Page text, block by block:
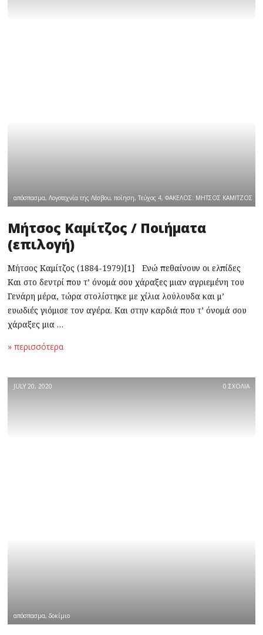
απόσπασμα,Λογοτεχνία της Λέσβου,ποίηση,Τεύχος 4,ΦΑΚΕΛΟΣ: ΜΗΤΣΟΣ ΚΑΜΙΤΖΟΣ
Μήτσος Καμίτζος / Ποιήματα
(επιλογή)
Μήτσος Καμίτζος (1884-1979)[1] Ενώ πεθαίνουν οι ελπίδες
Και στο δεντρί που τ’ όνομά σου χάραξες μιαν αγριεμένη του
Γενάρη μέρα, τώρα στολίστηκε με χίλια λούλουδα και μ’
ευωδιές γιόμισε τον αγέρα. Και στην καρδιά που τ’ όνομά σου
χάραξες μια …
» περισσότερα
JULY 20, 2020 0 ΣΧΟΛΙΑ
απόσπασμα,δοκίμιο